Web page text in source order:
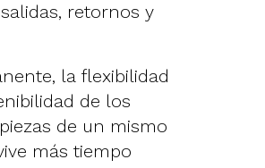
retornos y
la flexibilidad
de los
de un mismo
más tiempo